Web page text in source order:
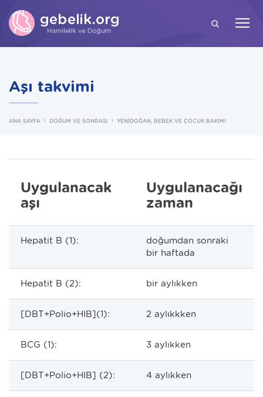
Aşı takvimi
ANA SAYFA DOĞUM VE SONRASI YENİDOĞAN, BEBEK VE ÇOCUK BAKIMI
Uygulanacak
aşı
Uygulanacağı
zaman
Hepatit B (1):
doğumdan sonraki
bir haftada
Hepatit B (2): bir aylıkken
[DBT+Polio+HIB](1): 2 aylıkkken
BCG (1): 3 aylıkken
[DBT+Polio+HIB] (2): 4 aylıkken